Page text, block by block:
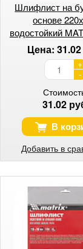
Шлифлист на
основе
водостойкий
Цена:
+
-
31.02
В
Добавить в